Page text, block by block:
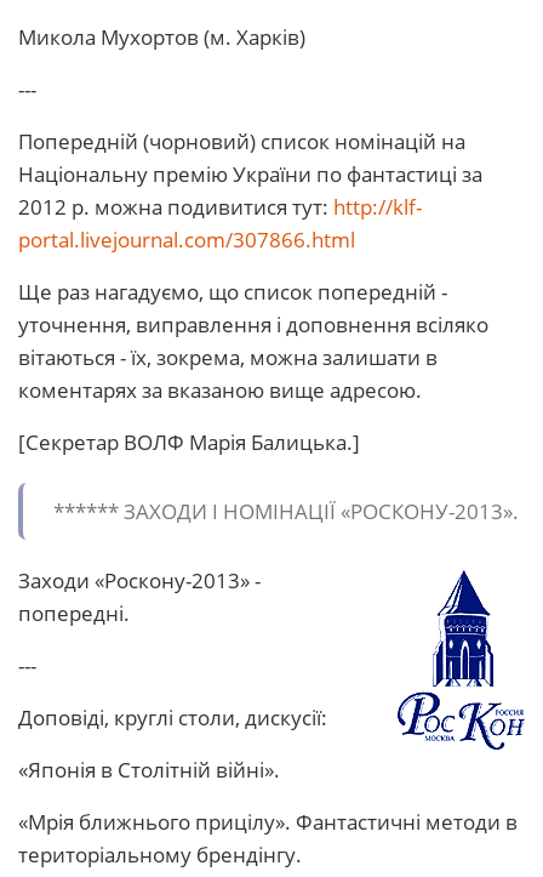
Микола Мухортов (м. Харків)
---
Попередній (чорновий) список номінацій на
Національну премію України по фантастиці за
2012 р. можна подивитися тут: http://klf-
portal.livejournal.com/307866.html
Ще раз нагадуємо, що список попередній -
уточнення, виправлення і доповнення всіляко
вітаються - їх, зокрема, можна залишати в
коментарях за вказаною вище адресою.
[Секретар ВОЛФ Марія Балицька.]
****** ЗАХОДИ І НОМІНАЦІЇ «РОСКОНУ-2013».
Заходи «Роскону-2013» -
попередні.
---
Доповіді, круглі столи, дискусії:
«Японія в Столітній війні».
«Мрія ближнього прицілу». Фантастичні методи в
територіальному брендінгу.